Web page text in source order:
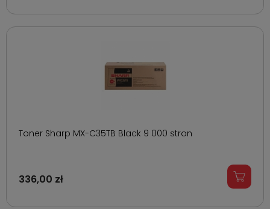
Toner Sharp MX-C35TB Black 9 000 stron
336,00 zł